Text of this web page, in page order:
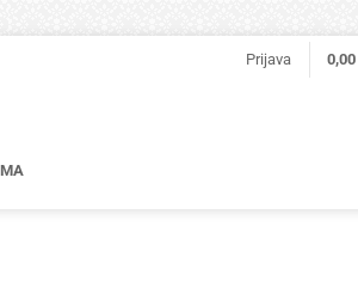
Prijava 0,00